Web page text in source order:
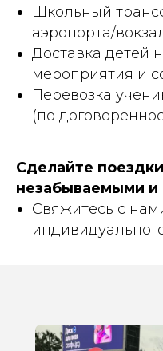
Школьный
аэропорта/
Доставка детей
мероприятия и
Перевозка
(по
Сделайте
незабываемыми и
Свяжитесь с